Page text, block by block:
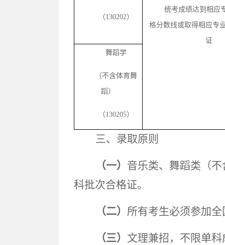
统考成绩达到相应
格分数线或取得相应专
证
（130202）
舞蹈学
（不含体育舞
蹈）
（130205）
三、录取原则
（一） 音乐类、舞蹈类（
科批次合格证。
（二） 所有考生必须参加
（三） 文理兼招，不限单